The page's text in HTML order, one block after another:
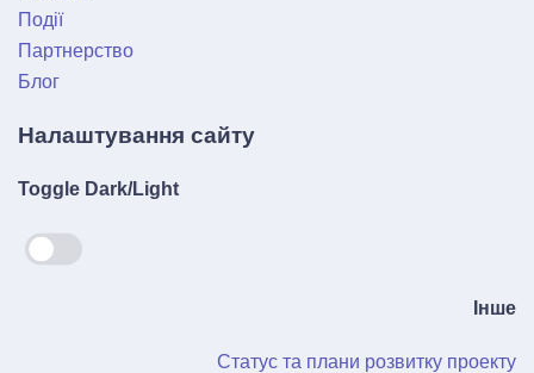
Події
Партнерство
Блог
Налаштування сайту
Toggle Dark/Light
Інше
Статус та плани розвитку проекту